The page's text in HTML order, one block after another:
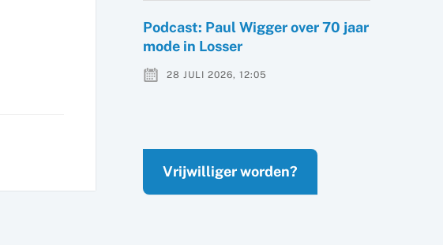
Podcast: Paul Wigger over 70 jaar
mode in Losser
28 JULI 2026, 12:05
Vrijwilliger worden?